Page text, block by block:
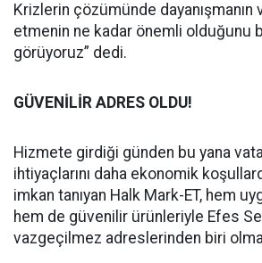
Krizlerin çözümünde
etmenin ne kadar önemli olduğunu
görüyoruz” dedi.
GÜVENİLİR ADRES OLDU!
Hizmete girdiği günden bu yana
ihtiyaçlarını daha ekonomik
imkan tanıyan Halk Mark-ET, hem
hem de güvenilir ürünleriyle Efes
vazgeçilmez adreslerinden biri